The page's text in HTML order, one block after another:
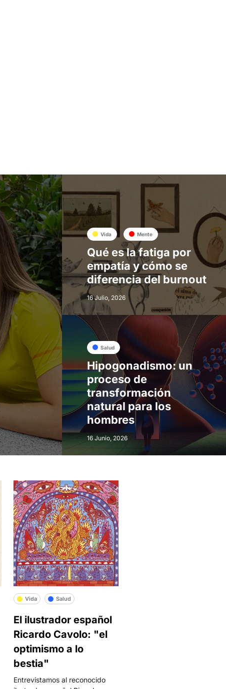
Vida Mente
Qué es la fatiga por
empatía y cómo se
diferencia del burnout
16 Julio, 2026
Salud
Hipogonadismo: un
proceso de
transformación
natural para los
hombres
16 Junio, 2026
Vida Salud
El ilustrador español
Ricardo Cavolo: "el
optimismo a lo
bestia"
Entrevistamos al reconocido